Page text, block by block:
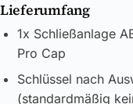
Lieferumfang
1x Schließanlage
Pro Cap
Schlüssel nach
(standardmäßig